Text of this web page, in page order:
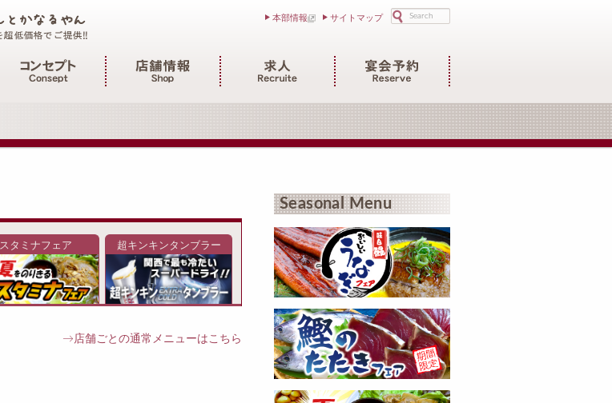
本部情報 サイトマップ
スタミナフェア 超キンキンタンブラー
→店舗ごとの通常メニューはこちら
Seasonal Menu